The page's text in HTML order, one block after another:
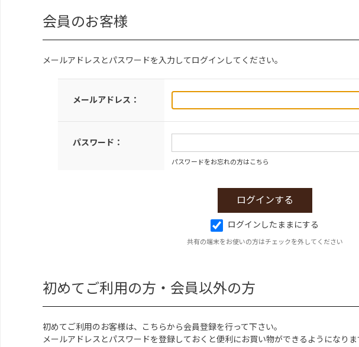
会員のお客様
メールアドレスとパスワードを入力してログインしてください。
メールアドレス：
パスワード：
パスワードをお忘れの方はこちら
ログインしたままにする
共有の端末をお使いの方はチェックを外してください
初めてご利用の方・会員以外の方
初めてご利用のお客様は、こちらから会員登録を行って下さい。
メールアドレスとパスワードを登録しておくと便利にお買い物ができるようになりま